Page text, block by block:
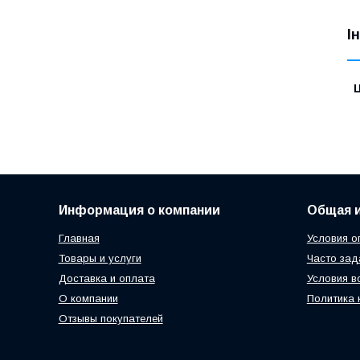
Информация о компании
Главная
Товары и услуги
Доставка и оплата
О компании
Отзывы покупателей
Общая
Условия
Часто
Условия
Политика